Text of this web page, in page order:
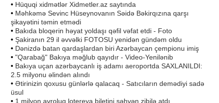
• Hüquqi xidmətlər Xidmetler.az saytında
• Məhkəmə Sevinc Hüseynovanın Səidə Bəkirqızına qarşı
şikayətini təmin etmədi
• Bakıda bloqerin həyat yoldaşı qəfil vəfat etdi - Foto
• Şakiranın 29 il əvvəlki FOTOSU yenidən gündəm oldu
• Dənizdə batan qardaşlardan biri Azərbaycan çempionu imiş
• "Qarabağ" Bakıya məğlub qayıdır - Video-Yenilənib
• Bakıya uçan azərbaycanlı iş adamı aeroportda SAXLANILDI:
2.5 milyonu əlindən alındı
• Ətirinizin qoxusu günlərlə qalacaq - Satıcıların demədiyi sadə
üsul
• 1 milyon avroluq lotereya biletini səhvən zibilə atdı